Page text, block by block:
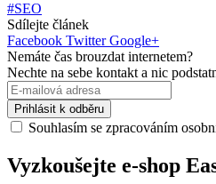
#SEO
Sdílejte článek
Facebook Twitter Google+
Nemáte čas brouzdat internetem?
Nechte na sebe kontakt a nic
Prihlásit k odběru
Souhlasím se zpracováním
Vyzkoušejte e-shop